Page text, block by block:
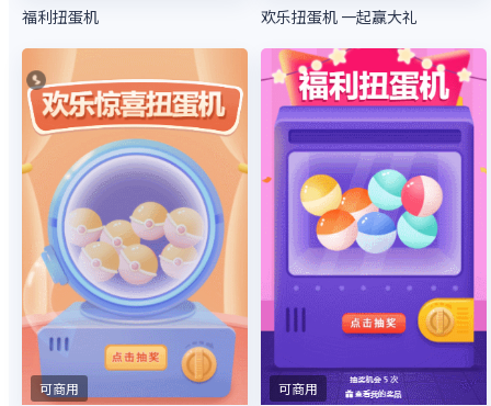
福利扭蛋机 欢乐扭蛋机 一起赢大礼
可商用 可商用